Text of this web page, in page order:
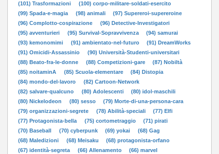
(101) Trasformazioni
(100) corpo-militare-soldati-esercito
(99) Spada-e-magia
(98) animali
(97) Supereroi-supereroine
(96) Complotto-cospirazione
(96) Detective-Investigatori
(95) avventurieri
(95) Survival-Sopravvivenza
(94) samurai
(93) kemonomimi
(91) ambientato-nel-futuro
(91) DreamWorks
(91) Omicidi-Assassinio
(90) Università-Studenti-universitari
(88) Beato-fra-le-donne
(88) Competizioni-gare
(87) Nobiltà
(85) noitaminA
(85) Scuola-elementare
(84) Distopia
(84) mondo-del-lavoro
(82) Cartoon-Network
(82) salvare-qualcuno
(80) Adolescenti
(80) idol-maschili
(80) Nickelodeon
(80) sesso
(79) Morte-di-una-persona-cara
(79) organizzazioni-segrete
(78) Abilità-speciali
(77) Elfi
(77) Protagonista-bella
(75) cortometraggio
(71) pirati
(70) Baseball
(70) cyberpunk (69) yokai
(68) Gag
(68) Maledizioni
(68) Meisaku
(68) protagonista-orfano
(67) identità-segreta
(66) Allenamento
(66) marvel